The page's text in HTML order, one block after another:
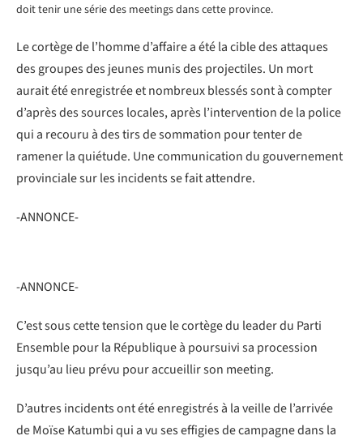
doit tenir une série des meetings dans cette province.
Le cortège de l’homme d’affaire a été la cible des attaques
des groupes des jeunes munis des projectiles. Un mort
aurait été enregistrée et nombreux blessés sont à compter
d’après des sources locales, après l’intervention de la police
qui a recouru à des tirs de sommation pour tenter de
ramener la quiétude. Une communication du gouvernement
provinciale sur les incidents se fait attendre.
-ANNONCE-
-ANNONCE-
C’est sous cette tension que le cortège du leader du Parti
Ensemble pour la République à poursuivi sa procession
jusqu’au lieu prévu pour accueillir son meeting.
D’autres incidents ont été enregistrés à la veille de l’arrivée
de Moïse Katumbi qui a vu ses effigies de campagne dans la